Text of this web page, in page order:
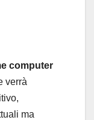
computer
verrà
ma